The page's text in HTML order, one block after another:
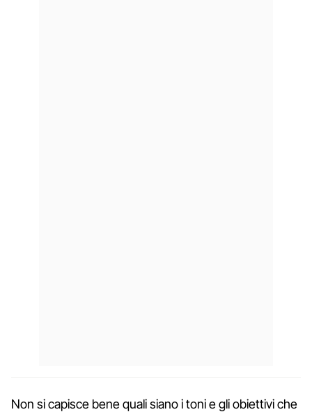
Non si capisce bene quali siano i toni e gli obiettivi che